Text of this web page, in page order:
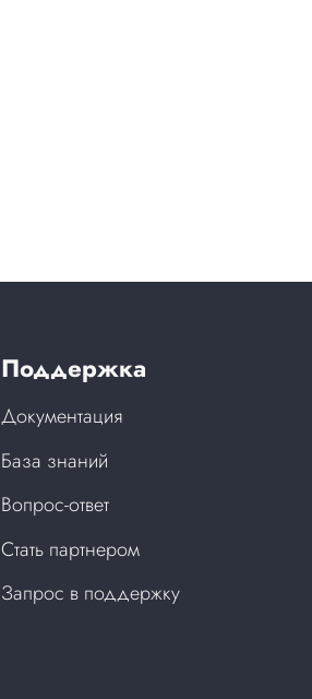
Поддержка
Документация
База знаний
Вопрос-ответ
Стать партнером
Запрос в поддержку